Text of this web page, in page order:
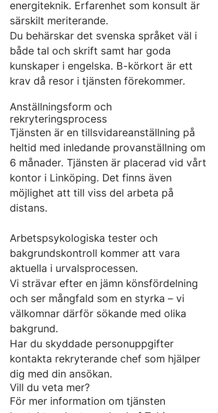
energiteknik. Erfarenhet som konsult är
särskilt meriterande.
Du behärskar det svenska språket väl i
både tal och skrift samt har goda
kunskaper i engelska. B-körkort är ett
krav då resor i tjänsten förekommer.
Anställningsform och
rekryteringsprocess
Tjänsten är en tillsvidareanställning på
heltid med inledande provanställning om
6 månader. Tjänsten är placerad vid vårt
kontor i Linköping. Det finns även
möjlighet att till viss del arbeta på
distans.
Arbetspsykologiska tester och
bakgrundskontroll kommer att vara
aktuella i urvalsprocessen.
Vi strävar efter en jämn könsfördelning
och ser mångfald som en styrka – vi
välkomnar därför sökande med olika
bakgrund.
Har du skyddade personuppgifter
kontakta rekryterande chef som hjälper
dig med din ansökan.
Vill du veta mer?
För mer information om tjänsten